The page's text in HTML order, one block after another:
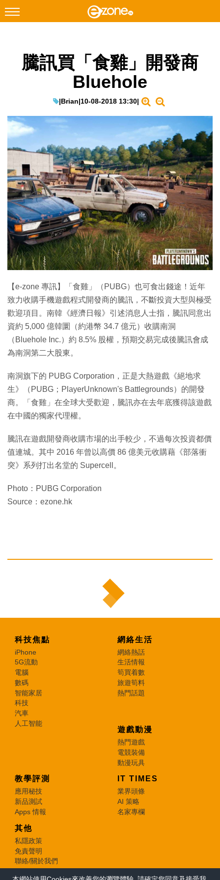
Facebook Instagram
遊戲動漫
教學評測
EduTech
IT Times
生成式AI與雲端應用
Enterprise Digital Transformation
特集
騰訊買「食雞」開發商
Bluehole
|Brian|10-08-2018 13:30|
【e-zone 專訊】「食雞」（PUBG）也可食出錢途！近年
致力收購手機遊戲程式開發商的騰訊，不斷投資大型與極受
歡迎項目。南韓《經濟日報》引述消息人士指，騰訊同意出
資約 5,000 億韓圜（約港幣 34.7 億元）收購南洞
（Bluehole Inc.）約 8.5% 股權，預期交易完成後騰訊會成
為南洞第二大股東。
南洞旗下的 PUBG Corporation，正是大熱遊戲《絕地求
生》（PUBG；PlayerUnknown's Battlegrounds）的開發
商。「食雞」在全球大受歡迎，騰訊亦在去年底獲得該遊戲
在中國的獨家代理權。
騰訊在遊戲開發商收購市場的出手較少，不過每次投資都價
值連城。其中 2016 年曾以高價 86 億美元收購藉《部落衝
突》系列打出名堂的 Supercell。
Photo：PUBG Corporation
Source：ezone.hk
科技焦點
iPhone
5G流動
電腦
數碼
智能家居
科技
汽車
人工智能
網絡生活
網絡熱話
生活情報
筍買着數
旅遊筍料
熱門話題
遊戲動漫
熱門遊戲
電競裝備
動漫玩具
教學評測
應用秘技
新品測試
Apps 情報
IT TIMES
業界頭條
AI 策略
名家專欄
其他
私隱政策
免責聲明
聯絡/關於我們